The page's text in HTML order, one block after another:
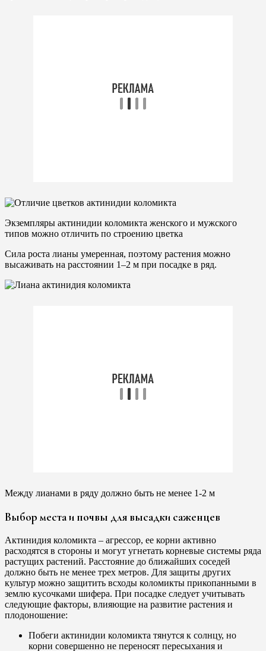
Экземпляры актинидии коломикта женского и мужского
типов можно отличить по строению цветка
Сила роста лианы умеренная, поэтому растения можно
высаживать на расстоянии 1–2 м при посадке в ряд.
Между лианами в ряду должно быть не менее 1-2 м
Выбор места и почвы для высадки саженцев
Актинидия коломикта – агрессор, ее корни активно
расходятся в стороны и могут угнетать корневые системы ряда
растущих растений. Расстояние до ближайших соседей
должно быть не менее трех метров. Для защиты других
культур можно защитить всходы коломикты прикопанными в
землю кусочками шифера. При посадке следует учитывать
следующие факторы, влияющие на развитие растения и
плодоношение:
Побеги актинидии коломикта тянутся к солнцу, но
корни совершенно не переносят пересыхания и